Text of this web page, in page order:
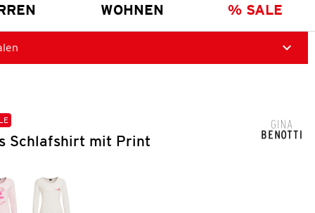
WOHNEN % SALE
Schlafshirt mit Print